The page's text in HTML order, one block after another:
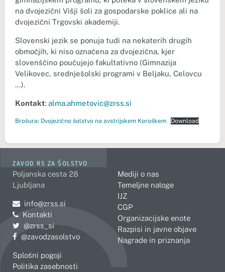
na dvojezični Višji šoli za gospodarske poklice ali na
dvojezični Trgovski akademiji.
Slovenski jezik se ponuja tudi na nekaterih drugih
območjih, ki niso označena za dvojezična, kjer
slovenščino poučujejo fakultativno (Gimnazija
Velikovec, srednješolski programi v Beljaku, Celovcu
…).
Kontakt: alma.ahmetovic@zrss.si
Brošura: Dvojezično šolstvo na avstrijskem Koroškem Download
ZAVOD RS ZA ŠOLSTVO
Poljanska cesta 28
Ljubljana
Pošljite e-mail na
info@zrss.si
Kontakti
Pojdite na Twitter:
@zrss_si
Pojdite na Facebook:
@zavodzasolstvo
Splošni pogoji
Politika zasebnosti
Mediji o nas
Temeljne naloge
IJZ
CGP
Organizacijske enote
Razpisi in javne objave
Nagrade in priznanja